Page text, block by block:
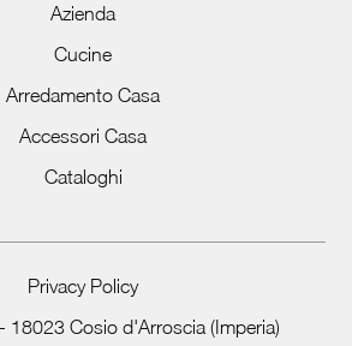
Azienda
Cucine
Arredamento Casa
Accessori Casa
Cataloghi
Privacy Policy
18023 Cosio d'Arroscia (Imperia)